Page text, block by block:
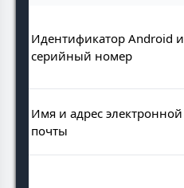
Идентификатор Android и
серийный номер
Имя и адрес электронной
почты